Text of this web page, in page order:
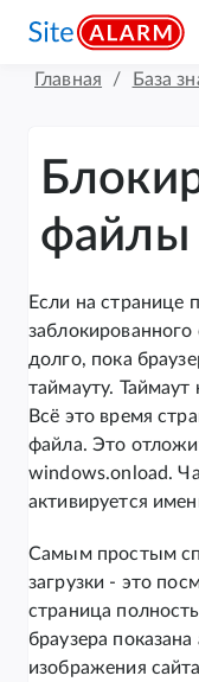
Главная / База
файлы
Если на странице
заблокированного
долго, пока
таймауту. Таймаут
Всё это время
файла. Это
windows.onload.
активируется
Самым простым
загрузки - это
страница
браузера
изображения